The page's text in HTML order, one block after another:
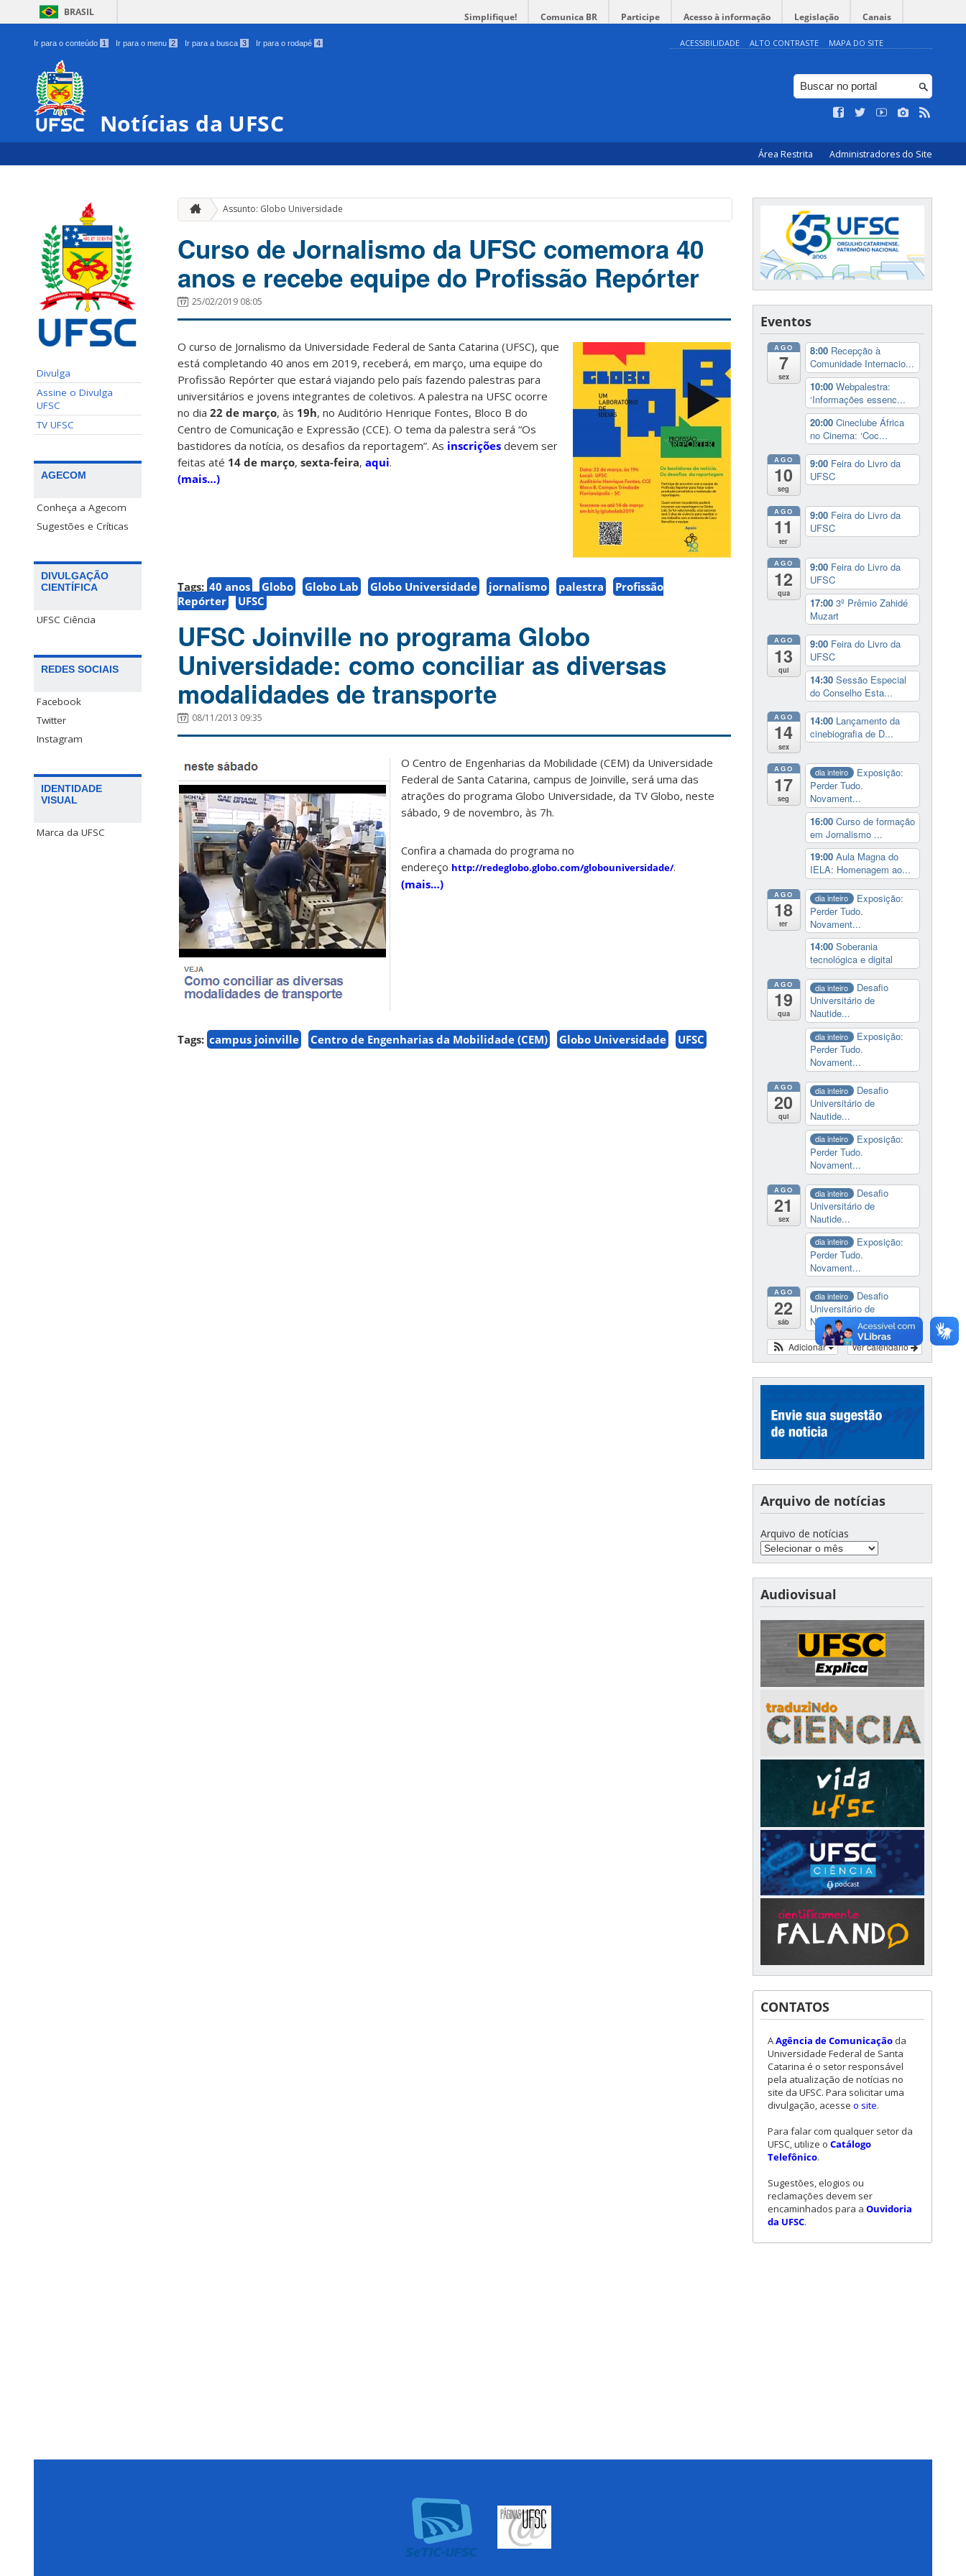
BRASIL Simplifique! Comunica BR Participe Acesso à informação Legislação Canais
Ir para o conteúdo 1 Ir para o menu 2 Ir para a busca 3 Ir para o rodapé 4 ACESSIBILIDADE ALTO CONTRASTE MAPA DO SITE
Notícias da UFSC
Área Restrita Administradores do Site
Divulga
Assine o Divulga
UFSC
TV UFSC
AGECOM
Conheça a Agecom
Sugestões e Críticas
DIVULGAÇÃO
CIENTÍFICA
UFSC Ciência
REDES SOCIAIS
Facebook
Twitter
Instagram
IDENTIDADE
VISUAL
Marca da UFSC
Assunto: Globo Universidade
Curso de Jornalismo da UFSC comemora 40
anos e recebe equipe do Profissão Repórter
25/02/2019 08:05
O curso de Jornalismo da Universidade Federal de Santa Catarina (UFSC), que
está completando 40 anos em 2019, receberá, em março, uma equipe do
Profissão Repórter que estará viajando pelo país fazendo palestras para
universitários e jovens integrantes de coletivos. A palestra na UFSC ocorre
no dia 22 de março, às 19h, no Auditório Henrique Fontes, Bloco B do
Centro de Comunicação e Expressão (CCE). O tema da palestra será “Os
bastidores da notícia, os desafios da reportagem”. As inscrições devem ser
feitas até 14 de março, sexta-feira, aqui.
(mais…)
Tags: 40 anos Globo Globo Lab Globo Universidade jornalismo palestra
Profissão
Repórter
UFSC
UFSC Joinville no programa Globo
Universidade: como conciliar as diversas
modalidades de transporte
08/11/2013 09:35
O Centro de Engenharias da Mobilidade (CEM) da Universidade
Federal de Santa Catarina, campus de Joinville, será uma das
atrações do programa Globo Universidade, da TV Globo, neste
sábado, 9 de novembro, às 7h.
Confira a chamada do programa no
endereço http://redeglobo.globo.com/globouniversidade/.
(mais…)
Tags: campus joinville Centro de Engenharias da Mobilidade (CEM) Globo Universidade UFSC
Eventos
AGO
7
sex
8:00 Recepção à
Comunidade Internacio...
10:00 Webpalestra:
‘Informações essenc...
20:00 Cineclube África
no Cinema: ‘Coc...
AGO
10
seg
9:00 Feira do Livro da
UFSC
AGO
11
ter
9:00 Feira do Livro da
UFSC
AGO
12
qua
9:00 Feira do Livro da
UFSC
17:00 3º Prêmio Zahidé
Muzart
AGO
13
qui
9:00 Feira do Livro da
UFSC
14:30 Sessão Especial
do Conselho Esta...
AGO
14
sex
14:00 Lançamento da
cinebiografia de D...
AGO
17
seg
dia inteiro
Exposição:
Perder Tudo.
Novament...
16:00 Curso de formação
em Jornalismo ...
19:00 Aula Magna do
IELA: Homenagem ao...
AGO
18
ter
dia inteiro
Exposição:
Perder Tudo.
Novament...
14:00 Soberania
tecnológica e digital
AGO
19
qua
dia inteiro
Desafio
Universitário de
Nautide...
dia inteiro
Exposição:
Perder Tudo.
Novament...
AGO
20
qui
dia inteiro
Desafio
Universitário de
Nautide...
dia inteiro
Exposição:
Perder Tudo.
Novament...
AGO
21
sex
dia inteiro
Desafio
Universitário de
Nautide...
dia inteiro
Exposição:
Perder Tudo.
Novament...
AGO
22
sáb
dia inteiro
Desafio
Universitário de
Nautide...
Ver calendário
Adicionar
Arquivo de notícias
Arquivo de notícias
Audiovisual
CONTATOS
AAgência de Comunicação da
Universidade Federal de Santa
Catarina é o setor responsável
pela atualização de notícias no
site da UFSC. Para solicitar uma
divulgação, acesse o site.
Para falar com qualquer setor da
UFSC, utilize o Catálogo
Telefônico.
Sugestões, elogios ou
reclamações devem ser
encaminhados para a Ouvidoria
da UFSC.